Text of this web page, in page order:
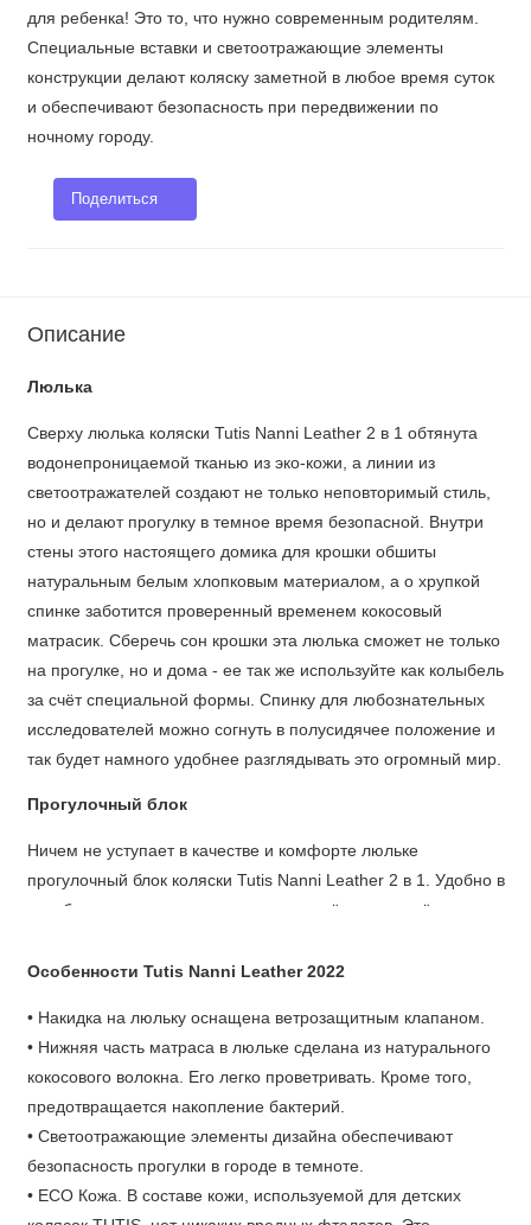
для ребенка! Это то, что нужно современным родителям.
Специальные вставки и светоотражающие элементы
конструкции делают коляску заметной в любое время суток
и обеспечивают безопасность при передвижении по
ночному городу.
Поделиться
Описание
Люлька
Сверху люлька коляски Tutis Nanni Leather 2 в 1 обтянута
водонепроницаемой тканью из эко-кожи, а линии из
светоотражателей создают не только неповторимый стиль,
но и делают прогулку в темное время безопасной. Внутри
стены этого настоящего домика для крошки обшиты
натуральным белым хлопковым материалом, а о хрупкой
спинке заботится проверенный временем кокосовый
матрасик. Сберечь сон крошки эта люлька сможет не только
на прогулке, но и дома - ее так же используйте как колыбель
за счёт специальной формы. Спинку для любознательных
исследователей можно согнуть в полусидячее положение и
так будет намного удобнее разглядывать это огромный мир.
Прогулочный блок
Ничем не уступает в качестве и комфорте люльке
прогулочный блок коляски Tutis Nanni Leather 2 в 1. Удобно в
нем будет малышам от полугода до трёх лет за счёт его
палящего солнца и холодного ветра защитит большой
Маленького егозу от падения сберегут надежные
пятиточечные ремни безопасности, а матрасик из
натуральных тканей сделает поездку приятной. Спинка
регулируется до лежачего положения, и в прогулочном
блоке можно комфортно спать. А регулируемую подножку из
силикона легко отмыть от загрязнений.
Особенности Tutis Nanni Leather 2022
• Накидка на люльку оснащена ветрозащитным клапаном.
• Нижняя часть матраса в люльке сделана из натурального
кокосового волокна. Его легко проветривать. Кроме того,
предотвращается накопление бактерий.
• Светоотражающие элементы дизайна обеспечивают
безопасность прогулки в городе в темноте.
• ECO Кожа. В составе кожи, используемой для детских